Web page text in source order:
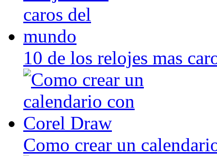
10 de los relojes mas
Como crear un